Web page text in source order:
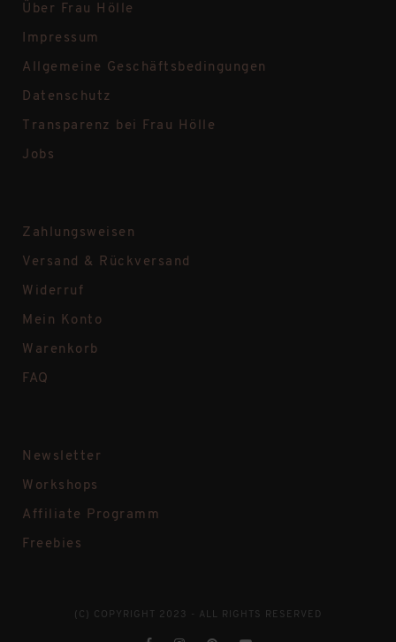
Über Frau Hölle
Impressum
Allgemeine Geschäftsbedingungen
Datenschutz
Transparenz bei Frau Hölle
Jobs
Zahlungsweisen
Versand & Rückversand
Widerruf
Mein Konto
Warenkorb
FAQ
Newsletter
Workshops
Affiliate Programm
Freebies
(C) COPYRIGHT 2023 - ALL RIGHTS RESERVED